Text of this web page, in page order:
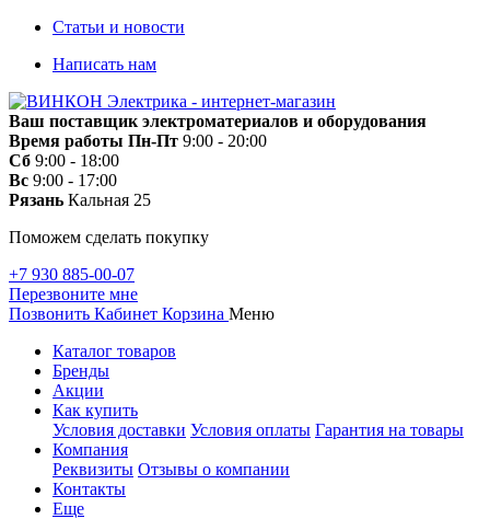
Статьи и новости
Написать нам
Ваш поставщик электроматериалов и оборудования
Время работы Пн-Пт 9:00 - 20:00
Сб 9:00 - 18:00
Вс 9:00 - 17:00
Рязань Кальная 25
Поможем сделать покупку
+7 930 885-00-07
Перезвоните мне
Позвонить Кабинет Корзина Меню
Каталог товаров
Бренды
Акции
Как купить
Условия доставки Условия оплаты Гарантия на товары
Компания
Реквизиты Отзывы о компании
Контакты
Еще